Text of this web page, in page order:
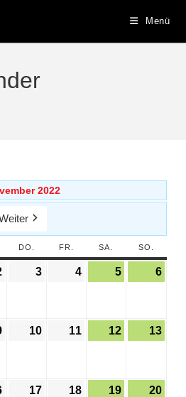
Menü
2022
DO. FR. SA. SO.
3 4 5 6
10 11 12 13
17 18 19 20